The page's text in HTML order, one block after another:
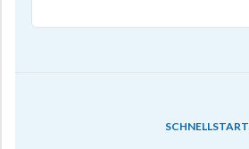
SCHNELLSTART